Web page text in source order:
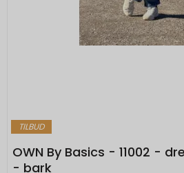
TILBUD
OWN By Basics - 11002 -
- bark